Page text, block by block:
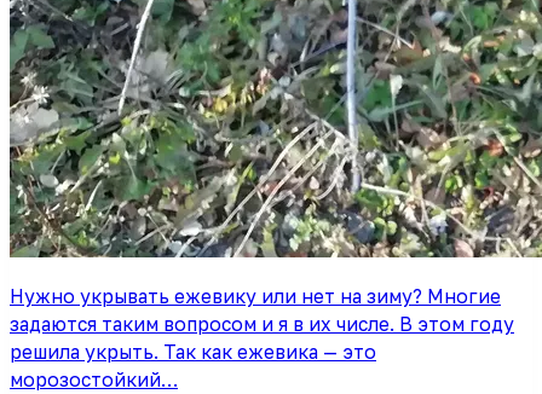
Нужно укрывать ежевику или нет на зиму? Многие
задаются таким вопросом и я в их числе. В этом году
решила укрыть. Так как ежевика — это
морозостойкий…